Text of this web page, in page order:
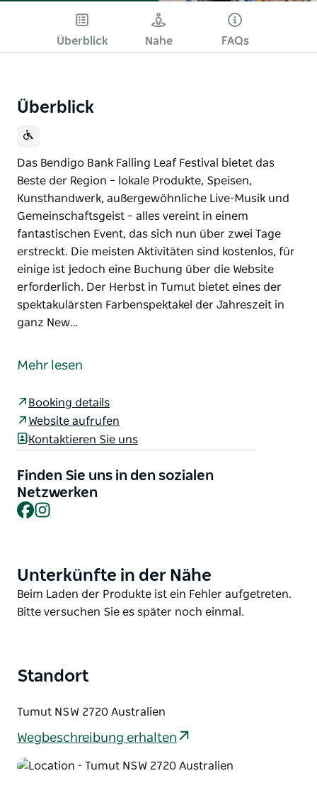
Überblick Nahe FAQs
Überblick
Das Bendigo Bank Falling Leaf Festival bietet das
Beste der Region – lokale Produkte, Speisen,
Kunsthandwerk, außergewöhnliche Live-Musik und
Gemeinschaftsgeist – alles vereint in einem
fantastischen Event, das sich nun über zwei Tage
erstreckt. Die meisten Aktivitäten sind kostenlos, für
einige ist jedoch eine Buchung über die Website
erforderlich. Der Herbst in Tumut bietet eines der
spektakulärsten Farbenspektakel der Jahreszeit in
ganz New…
Beste der Region – lokale Produkte, Speisen,
fantastischen Event, das sich nun über zwei Tage
erstreckt.
Die meisten Aktivitäten sind kostenlos, für einige ist
jedoch eine Buchung über die Website erforderlich.
Der Herbst in Tumut bietet eines der
spektakulärsten Farbenspektakel der Jahreszeit in
Mehr lesen
Booking details
Website aufrufen
Kontaktieren Sie uns
Finden Sie uns in den sozialen
Netzwerken
Facebook
Product
List
Unterkünfte in der Nähe
Product
List
Beim Laden der Produkte ist ein Fehler aufgetreten.
Bitte versuchen Sie es später noch einmal.
Standort
Tumut NSW 2720 Australien
Wegbeschreibung erhalten